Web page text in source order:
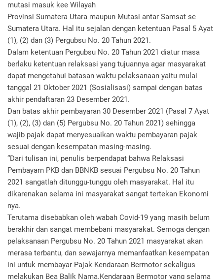
mutasi masuk kee Wilayah
Provinsi Sumatera Utara maupun Mutasi antar Samsat se
Sumatera Utara. Hal itu sejalan dengan ketentuan Pasal 5 Ayat
(1), (2) dan (3) Pergubsu No. 20 Tahun 2021.
Dalam ketentuan Pergubsu No. 20 Tahun 2021 diatur masa
berlaku ketentuan relaksasi yang tujuannya agar masyarakat
dapat mengetahui batasan waktu pelaksanaan yaitu mulai
tanggal 21 Oktober 2021 (Sosialisasi) sampai dengan batas
akhir pendaftaran 23 Desember 2021.
Dan batas akhir pembayaran 30 Desember 2021 (Pasal 7 Ayat
(1), (2), (3) dan (5) Pergubsu No. 20 Tahun 2021) sehingga
wajib pajak dapat menyesuaikan waktu pembayaran pajak
sesuai dengan kesempatan masing-masing.
“Dari tulisan ini, penulis berpendapat bahwa Relaksasi
Pembayarn PKB dan BBNKB sesuai Pergubsu No. 20 Tahun
2021 sangatlah ditunggu-tunggu oleh masyarakat. Hal itu
dikarenakan selama ini masyarakat sangat tertekan Ekonomi
nya.
Terutama disebabkan oleh wabah Covid-19 yang masih belum
berakhir dan sangat membebani masyarakat. Semoga dengan
pelaksanaan Pergubsu No. 20 Tahun 2021 masyarakat akan
merasa terbantu, dan sewajarnya memanfaatkan kesempatan
ini untuk membayar Pajak Kendaraan Bermotor sekaligus
melakukan Bea Balik Nama.Kendaraan Bermotor yang selama